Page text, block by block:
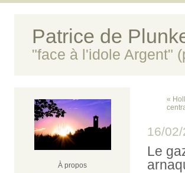
Patrice de
"face à l'idole Argent"
À propos
«
16/
Le